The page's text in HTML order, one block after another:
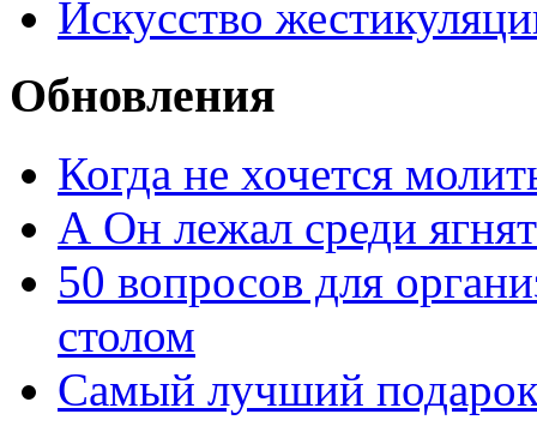
Искусство
Обновления
Когда не хочется
А Он лежал среди ягнят
50 вопросов для
столом
Самый лучший